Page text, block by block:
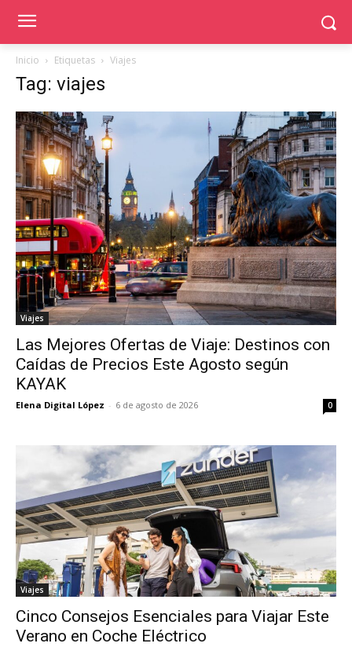
Inicio Etiquetas Viajes
Tag: viajes
Viajes
Las Mejores Ofertas de Viaje: Destinos con
Caídas de Precios Este Agosto según
KAYAK
Elena Digital López - 6 de agosto de 2026 0
Viajes
Cinco Consejos Esenciales para Viajar Este
Verano en Coche Eléctrico